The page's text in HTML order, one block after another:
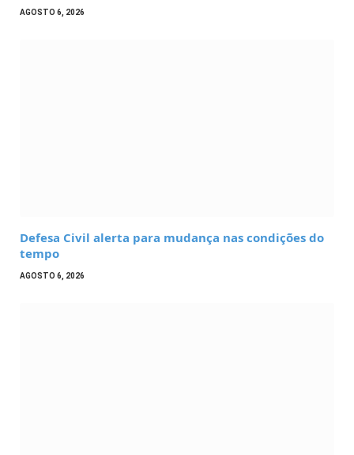
AGOSTO 6, 2026
Defesa Civil alerta para mudança nas condições do
tempo
AGOSTO 6, 2026